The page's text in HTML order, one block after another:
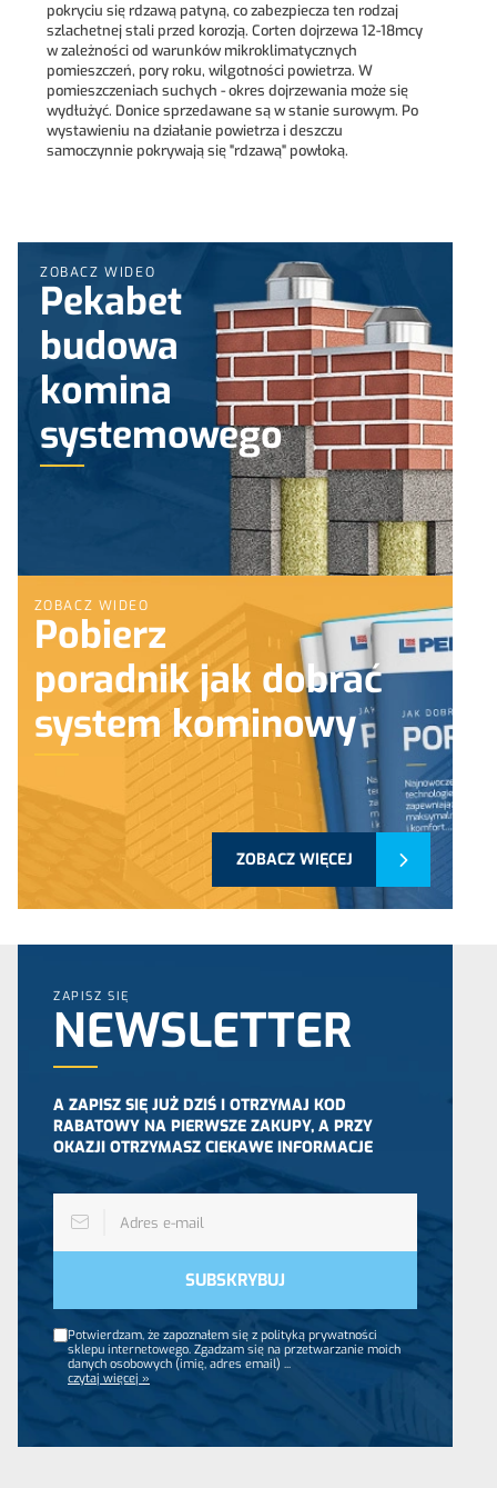
pokryciu się rdzawą patyną, co zabezpiecza ten rodzaj
szlachetnej stali przed korozją. Corten dojrzewa 12-18mcy
w zależności od warunków mikroklimatycznych
pomieszczeń, pory roku, wilgotności powietrza. W
pomieszczeniach suchych - okres dojrzewania może się
wydłużyć. Donice sprzedawane są w stanie surowym. Po
wystawieniu na działanie powietrza i deszczu
samoczynnie pokrywają się "rdzawą" powłoką.
ZOBACZ WIDEO
Pekabet
budowa
komina
systemowego
ZOBACZ WIDEO
Pobierz
poradnik jak dobrać
system kominowy
ZOBACZ WIĘCEJ
ZAPISZ SIĘ
NEWSLETTER
A ZAPISZ SIĘ JUŻ DZIŚ I OTRZYMAJ KOD
RABATOWY NA PIERWSZE ZAKUPY, A PRZY
OKAZJI OTRZYMASZ CIEKAWE INFORMACJE
Potwierdzam, że zapoznałem się z polityką prywatności
sklepu internetowego. Zgadzam się na przetwarzanie moich
danych osobowych (imię, adres email) ...
czytaj więcej »